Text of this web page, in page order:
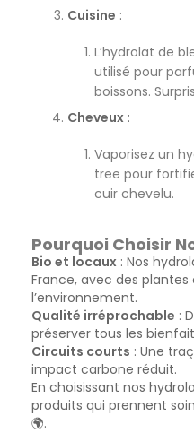
Cuisine :
L’hydrolat de
utilisé pour
boissons.
Cheveux :
Vaporisez un
tree pour
cuir chevelu.
Pourquoi Choisir
Bio et locaux : Nos
France, avec des
l’environnement.
Qualité irréprochable :
préserver tous les
Circuits courts : Une
impact carbone réduit.
En choisissant nos
produits qui prennent
🌍.